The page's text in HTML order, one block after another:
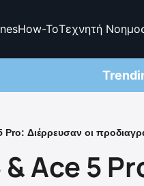
How-ToΤεχνητή
Pro: Διέρρευσαν οι
Ace 5